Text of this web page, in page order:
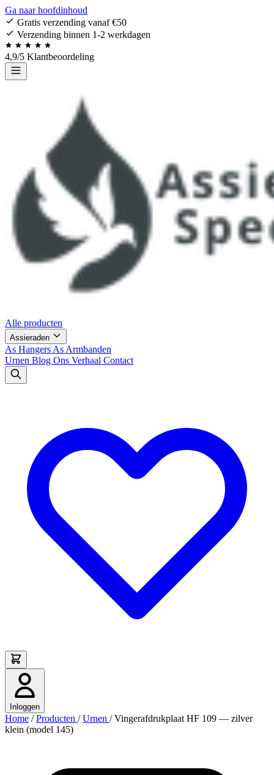
Ga naar hoofdinhoud
Gratis verzending vanaf €50
Verzending binnen 1-2 werkdagen
4,9/5 Klantbeoordeling
Alle producten
Assieraden
As Hangers As Armbanden
Urnen Blog Ons Verhaal Contact
Inloggen
Home / Producten / Urnen / Vingerafdrukplaat HF 109 — zilver
klein (model 145)